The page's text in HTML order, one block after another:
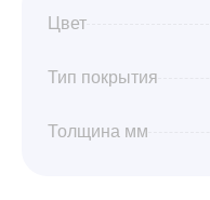
Другие товары
Цвет
Тип покрытия
Толщина мм